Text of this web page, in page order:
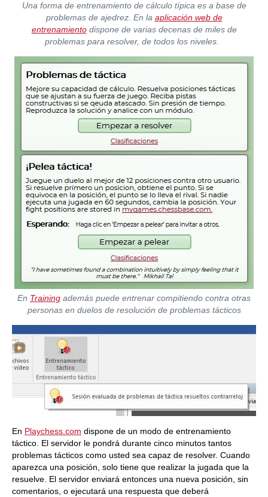
Una forma de entrenamiento de cálculo típica es a base de
problemas de ajedrez. En la aplicación web de
entrenamientodispone de varias decenas de miles de
problemas para resolver, de todos los niveles.
En Training además puede entrenar compitiendo contra otras
personas en duelos de resolución de problemas tácticos
En Playchess.com dispone de un modo de entrenamiento
táctico. El servidor le pondrá durante cinco minutos tantos
problemas tácticos como usted sea capaz de resolver. Cuando
aparezca una posición, solo tiene que realizar la jugada que la
resuelve. El servidor enviará entonces una nueva posición, sin
comentarios, o ejecutará una respuesta que deberá